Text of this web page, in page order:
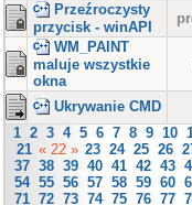
Przeźroczysty
przycisk - winAPI
WM_PAINT
maluje wszystkie
okna
Ukrywanie CMD
1 2 3 4 5 6 7 8 9 10
21 « 22 » 23 24 25 26
37 38 39 40 41 42 43
54 55 56 57 58 59 60
71 72 73 74 75 76 77